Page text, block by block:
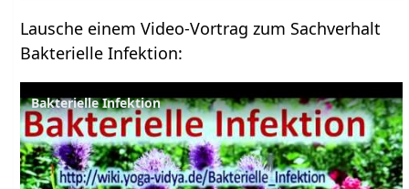
Lausche einem Video-Vortrag zum Sachverhalt
Bakterielle Infektion:
Bakterielle Infektion